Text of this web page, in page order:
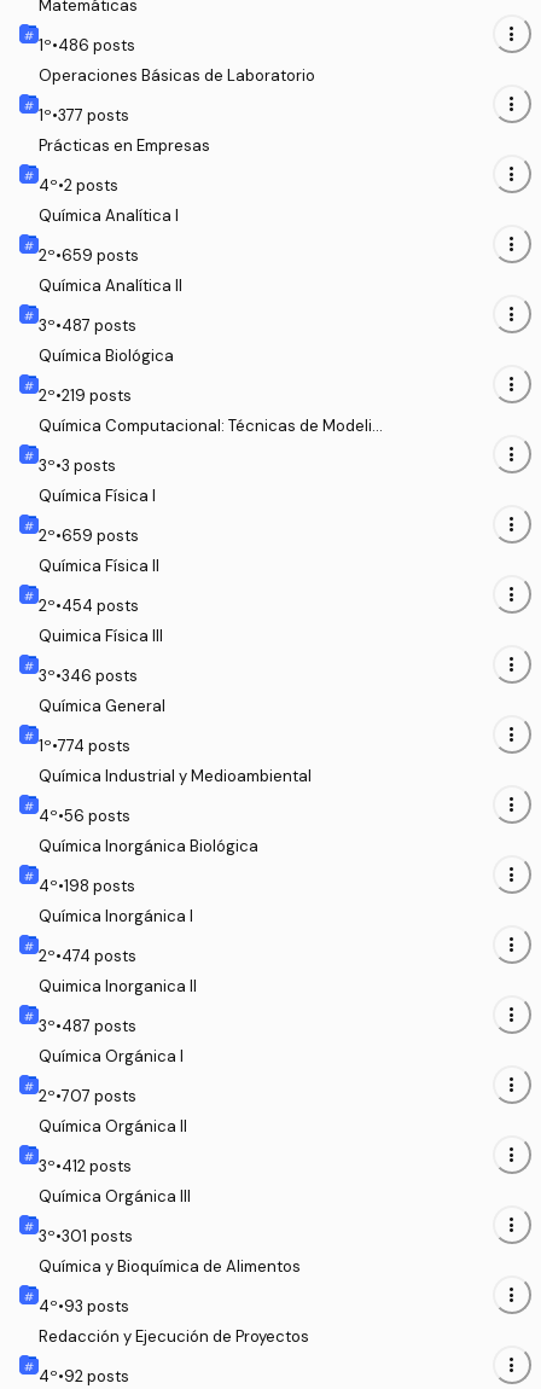
Matemáticas
1º•486 posts more_vert
Operaciones Básicas de Laboratorio
1º•377 posts more_vert
Prácticas en Empresas
4º•2posts more_vert
Química Analítica I
2º•659 posts more_vert
Química Analítica II
3º•487 posts more_vert
Química Biológica
2º•219 posts more_vert
Química Computacional: Técnicas de Modeliz
3º•3 posts more_vert
Química Física I
2º•659 posts more_vert
Química Física II
2º•454 posts more_vert
Quimica Física III
3º•346 posts more_vert
Química General
1º•774 posts more_vert
Química Industrial y Medioambiental
4º•56 posts more_vert
Química Inorgánica Biológica
4º•198 posts more_vert
Química Inorgánica I
2º•474 posts more_vert
Quimica Inorganica II
3º•487 posts more_vert
Química Orgánica I
2º•707 posts more_vert
Química Orgánica II
3º•412posts more_vert
Química Orgánica III
3º•301 posts more_vert
Química y Bioquímica de Alimentos
4º•93 posts more_vert
Redacción y Ejecución de Proyectos
4º•92posts more_vert